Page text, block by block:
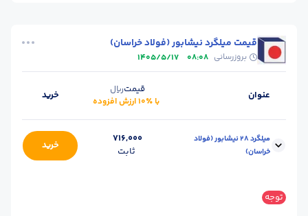
قیمت میلگرد نیشابور (فولاد خراسان)
بروزرسانی 08:08
1405/5/17
عنوان قیمتریال
با ٪۱۰ ارزش افزوده
خرید
میلگرد 28 نیشابور (فولاد
خراسان)
716,000
ثابت
خرید
سایز :
توجه